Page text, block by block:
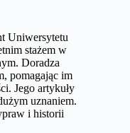
Uniwersytetu
stażem w
Doradza
pomagając im
Jego artykuły
uznaniem.
i historii